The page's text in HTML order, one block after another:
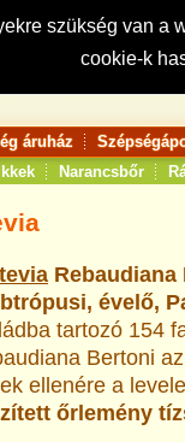
szükség van
cookie-k
Keresés:
áruház
Narancsbőr
évelő,
tartozó 154
Bertoni
ellenére a
őrlemény